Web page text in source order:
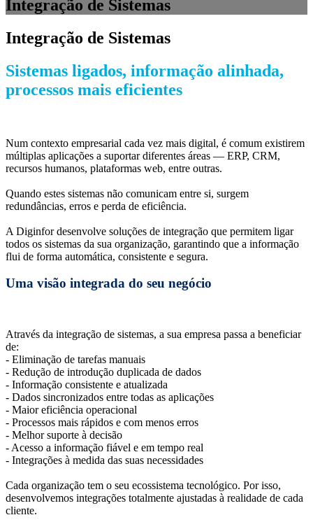
Integração de Sistemas
Integração de Sistemas
Sistemas ligados, informação alinhada,
processos mais eficientes
Num contexto empresarial cada vez mais digital, é comum existirem
múltiplas aplicações a suportar diferentes áreas — ERP, CRM,
recursos humanos, plataformas web, entre outras.
Quando estes sistemas não comunicam entre si, surgem
redundâncias, erros e perda de eficiência.
A Diginfor desenvolve soluções de integração que permitem ligar
todos os sistemas da sua organização, garantindo que a informação
flui de forma automática, consistente e segura.
Uma visão integrada do seu negócio
Através da integração de sistemas, a sua empresa passa a beneficiar
de:
- Eliminação de tarefas manuais
- Redução de introdução duplicada de dados
- Informação consistente e atualizada
- Dados sincronizados entre todas as aplicações
- Maior eficiência operacional
- Processos mais rápidos e com menos erros
- Melhor suporte à decisão
- Acesso a informação fiável e em tempo real
- Integrações à medida das suas necessidades
Cada organização tem o seu ecossistema tecnológico. Por isso,
desenvolvemos integrações totalmente ajustadas à realidade de cada
cliente.